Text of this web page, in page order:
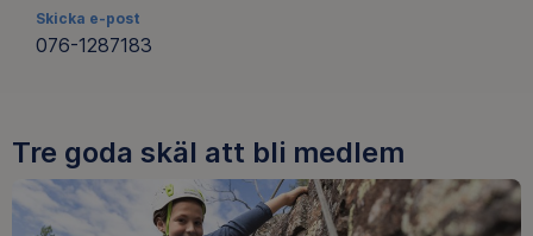
Skicka e-post
076-1287183
Tre goda skäl att bli medlem